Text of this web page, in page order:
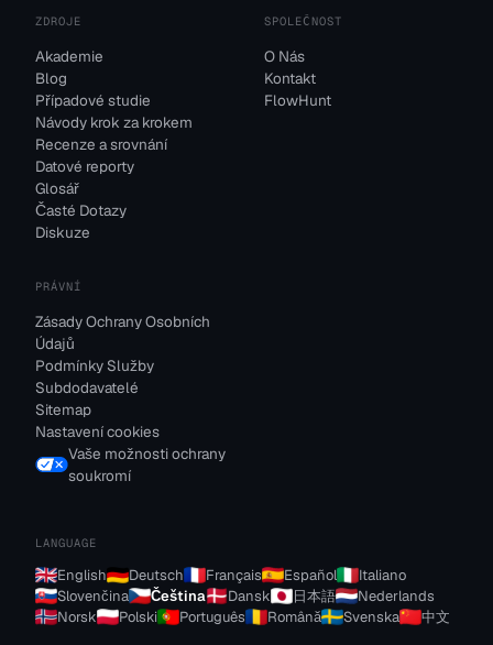
ZDROJE
Akademie
Blog
Případové studie
Návody krok za krokem
Recenze a srovnání
Datové reporty
Glosář
Časté Dotazy
Diskuze
SPOLEČNOST
O Nás
Kontakt
FlowHunt
PRÁVNÍ
Zásady Ochrany Osobních
Údajů
Podmínky Služby
Subdodavatelé
Sitemap
Nastavení cookies
Vaše možnosti ochrany
soukromí
LANGUAGE
English Deutsch Français Español
Italiano
Slovenčina
Čeština Dansk 日本語
Nederlands
Norsk
Polski Português Română Svenska 中文